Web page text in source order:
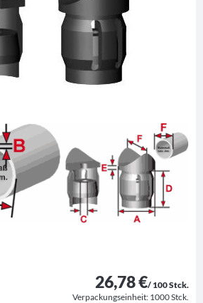
26,78 €/ 100 Stck.
Verpackungseinheit: 1000 Stck.